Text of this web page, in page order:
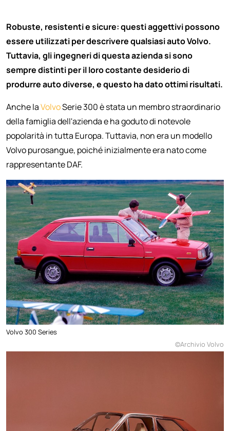
Robuste, resistenti e sicure: questi aggettivi possono
essere utilizzati per descrivere qualsiasi auto Volvo.
Tuttavia, gli ingegneri di questa azienda si sono
sempre distinti per il loro costante desiderio di
produrre auto diverse, e questo ha dato ottimi risultati.
Anche laVolvoSerie 300 è stata un membro straordinario
della famiglia dell'azienda e ha goduto di notevole
popolarità in tutta Europa. Tuttavia, non era un modello
Volvo purosangue, poiché inizialmente era nato come
rappresentante DAF.
Volvo 300 Series
©Archivio Volvo